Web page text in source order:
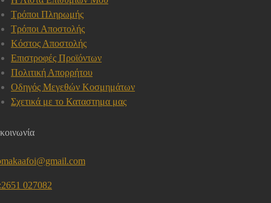
Τρόποι Πληρωμής
Τρόποι Αποστολής
Κόστος Αποστολής
Επιστροφές Προϊόντων
Πολιτική Απορρήτου
Οδηγός Μεγεθών Κοσμημάτων
Σχετικά με το Καταστημα μας
027082